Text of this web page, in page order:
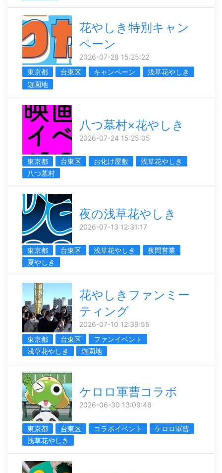
花やしき特別キャン
ペーン
2026-07-28 15:25:22
東京都
台東区 キャンペーン
浅草花やしき
遊園地
八つ墓村×花やしき
2026-07-24 15:25:05
東京都 台東区 お化け屋敷
浅草花やしき
八つ墓村
夜の浅草花やしき
2026-07-13 12:31:17
東京都 台東区 浅草花やしき
夜間営業
夏やしき
花やしきファンミー
ティング
2026-07-10 12:39:55
東京都
台東区
ファンイベント
浅草花やしき
遊園地
ケロロ軍曹コラボ
2026-06-30 13:09:46
東京都 台東区 コラボイベント
ケロロ軍曹
浅草花やしき